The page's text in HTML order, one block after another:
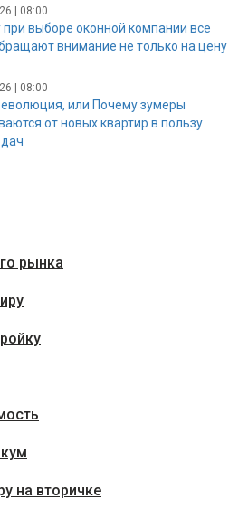
| 08:00
выборе оконной компании все
внимание не только на цену
| 08:00
или Почему зумеры
от новых квартир в пользу
рынка
на вторичке